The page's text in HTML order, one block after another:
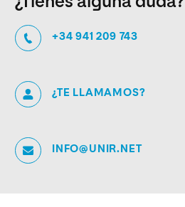
+34 941 209 743
¿TE LLAMAMOS?
INFO@UNIR.NET